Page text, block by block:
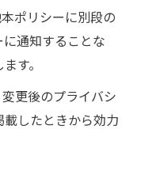
ポリシーに別段の
通知することな
す。
更後のプライバシ
したときから効力